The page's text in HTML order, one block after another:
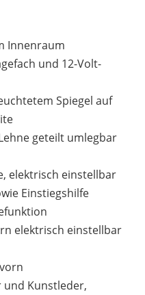
Innenraum
und 12-Volt-
Spiegel auf
geteilt umlegbar
elektrisch einstellbar
Einstiegshilfe
elektrisch einstellbar
Kunstleder,